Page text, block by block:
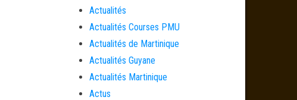
Actualités
Actualités Courses PMU
Actualités de Martinique
Actualités Guyane
Actualités Martinique
Actus